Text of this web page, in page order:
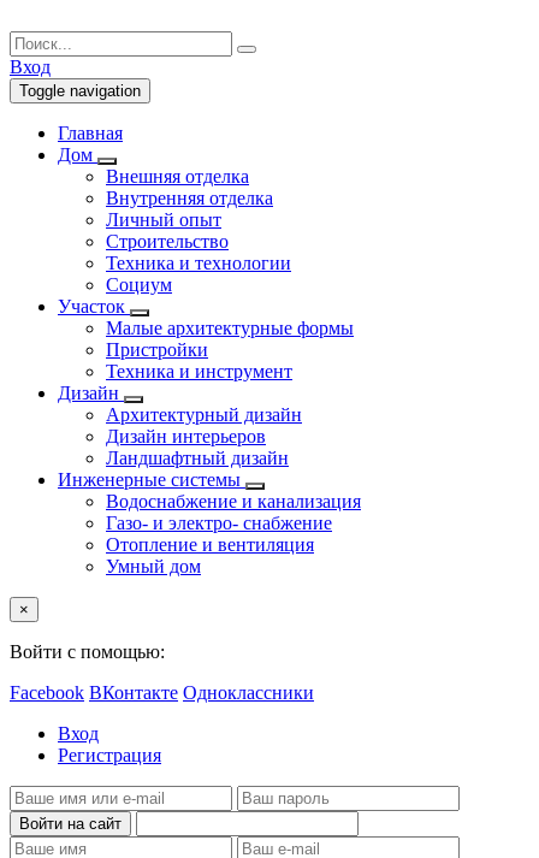
Вход
Toggle navigation
Главная
Дом
Внешняя отделка
Внутренняя отделка
Личный опыт
Строительство
Техника и технологии
Социум
Участок
Малые архитектурные формы
Пристройки
Техника и инструмент
Дизайн
Архитектурный дизайн
Дизайн интерьеров
Ландшафтный дизайн
Инженерные системы
Водоснабжение и канализация
Газо- и электро- снабжение
Отопление и вентиляция
Умный дом
×
Войти с помощью:
Facebook ВКонтакте Одноклассники
Вход
Регистрация